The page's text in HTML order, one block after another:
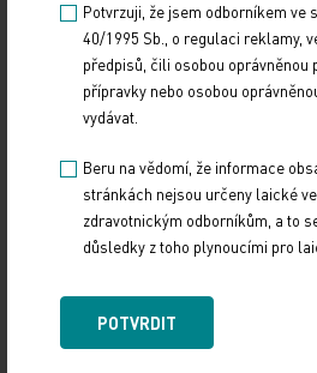
Zdroj: ČTK
Potvrzuji, že jsem odborníkem ve
40/1995 Sb., o regulaci reklamy,
předpisů, čili osobou oprávněnou
přípravky nebo osobou
vydávat.
Beru na vědomí, že informace
stránkách nejsou určeny laické
zdravotnickým odborníkům, a to
důsledky z toho plynoucími pro
POTVRDIT